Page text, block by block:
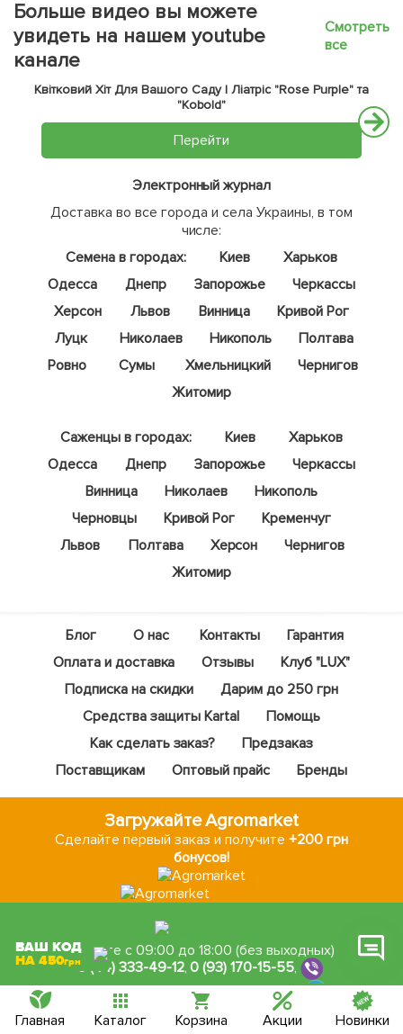
Больше видео вы можете
увидеть на нашем youtube
канале
Смотреть
все
Квітковий Хіт Для Вашого Саду | Ліатріс "Rose Purple" та
"Kobold"
Перейти
Электронный журнал
Доставка во все города и села Украины, в том
числе:
Семена в городах:
Киев
Харьков
Одесса
Днепр Запорожье
Черкассы
Херсон
Львов Винница
Кривой Рог
Луцк
Николаев Никополь
Полтава
Ровно
Сумы Хмельницкий
Чернигов
Житомир
Саженцы в городах: Киев
Харьков
Одесса
Днепр Запорожье
Черкассы
Винница
Николаев
Никополь
Черновцы
Кривой Рог
Кременчуг
Львов
Полтава Херсон
Чернигов
Житомир
Блог О нас Контакты
Гарантия
Оплата и доставка
Отзывы
Клуб "LUX"
Подписка на скидки
Дарим до 250 грн
Средства защиты Kartal
Помощь
Как сделать заказ?
Предзаказ
Поставщикам
Оптовый прайс Бренды
Загружайте Agromarket
Сделайте первый заказ и получите +200 грн
бонусов!
Звоните с 09:00 до 18:00 (без выходных)
0 (44) 333-49-12,0 (93) 170-15-55,
0 (48) 708-10-58,0 (67) 004-06-36
Магазин «Семена, Все для сада и огорода»
Телеграм
Інстаграм
ВАШ КОД
НА 450грн
Главная Каталог Корзина Акции Новинки